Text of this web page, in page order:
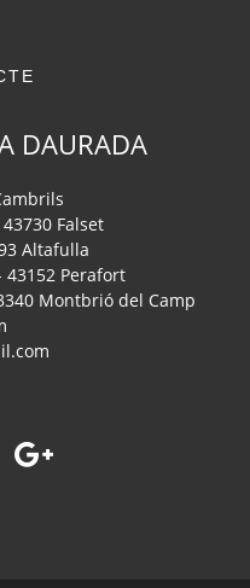
DAURADA
Falset
Altafulla
43152 Perafort
Montbrió del Camp